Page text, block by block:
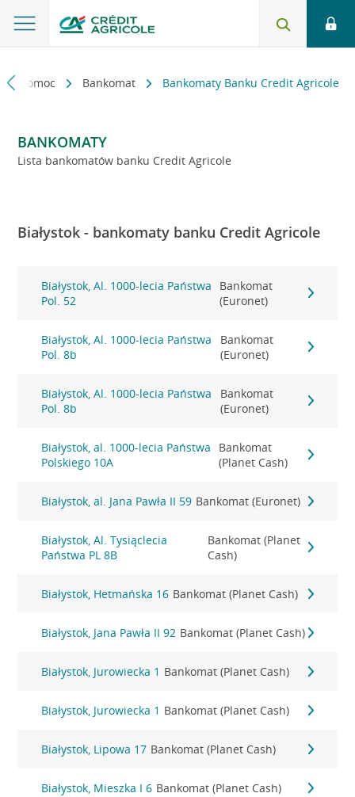
i pomoc Bankomat Bankomaty Banku Credit Agricole
BANKOMATY
Lista bankomatów banku Credit Agricole
Białystok - bankomaty banku Credit Agricole
Białystok, Al. 1000-lecia Państwa
Pol. 52
Bankomat
(Euronet)
Białystok, Al. 1000-lecia Państwa
Pol. 8b
Bankomat
(Euronet)
Białystok, Al. 1000-lecia Państwa
Pol. 8b
Bankomat
(Euronet)
Białystok, al. 1000-lecia Państwa
Polskiego 10A
Bankomat
(Planet Cash)
Białystok, al. Jana Pawła II 59 Bankomat (Euronet)
Białystok, Al. Tysiąclecia
Państwa PL 8B
Bankomat (Planet
Cash)
Białystok, Hetmańska 16 Bankomat (Planet Cash)
Białystok, Jana Pawła II 92 Bankomat (Planet Cash)
Białystok, Jurowiecka 1 Bankomat (Planet Cash)
Białystok, Jurowiecka 1 Bankomat (Planet Cash)
Białystok, Lipowa 17 Bankomat (Planet Cash)
Białystok, Mieszka I 6 Bankomat (Planet Cash)